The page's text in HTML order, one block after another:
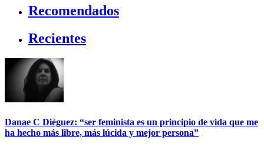
Recomendados
Recientes
Danae C Diéguez: “ser feminista es un principio de vida que me
ha hecho más libre, más lúcida y mejor persona”